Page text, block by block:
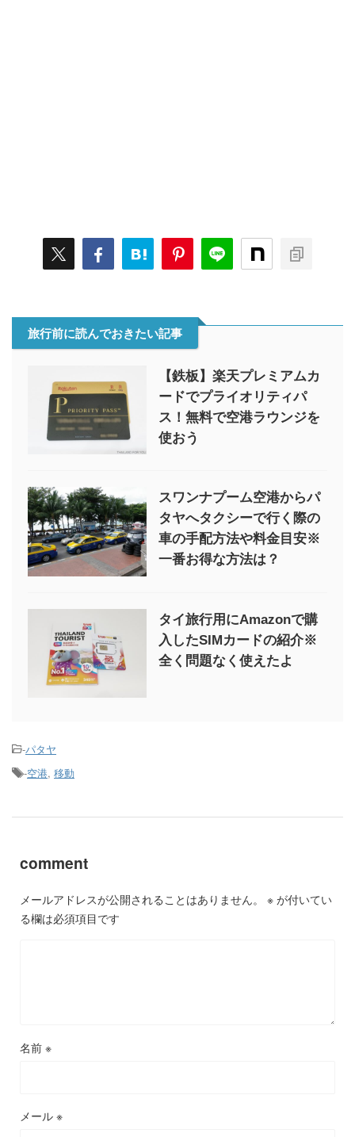
旅行前に読んでおきたい記事
【鉄板】楽天プレミアムカ
ードでプライオリティパ
ス！無料で空港ラウンジを
使おう
スワンナプーム空港からパ
タヤへタクシーで行く際の
車の手配方法や料金目安※
一番お得な方法は？
タイ旅行用にAmazonで購
入したSIMカードの紹介※
全く問題なく使えたよ
-パタヤ
-空港, 移動
comment
メールアドレスが公開されることはありません。 ※ が付いてい
る欄は必須項目です
名前 ※
メール ※